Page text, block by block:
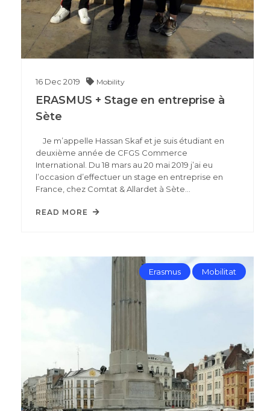
16 Dec 2019 Mobility
ERASMUS + Stage en entreprise à
Sète
Je m’appelle Hassan Skaf et je suis étudiant en
deuxième année de CFGS Commerce
International. Du 18 mars au 20 mai 2019 j’ai eu
l’occasion d’effectuer un stage en entreprise en
France, chez Comtat & Allardet à Sète…
READ MORE
Erasmus Mobilitat